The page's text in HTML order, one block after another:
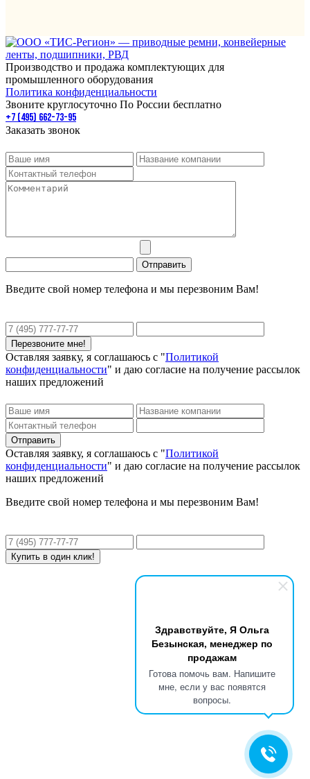
Здравствуйте, Я Ольга
Безынская, менеджер по
продажам
Готова помочь вам. Напишите
мне, если у вас появятся
вопросы.
Производство и продажа комплектующих для
промышленного оборудования
Политика конфиденциальности
Звоните круглосуточно По России бесплатно
+7 (495) 662-73-95
Заказать звонок
Введите свой номер телефона и мы перезвоним Вам!
Оставляя заявку, я соглашаюсь с "Политикой
конфиденциальности" и даю согласие на получение рассылок
наших предложений
Оставляя заявку, я соглашаюсь с "Политикой
конфиденциальности" и даю согласие на получение рассылок
наших предложений
Введите свой номер телефона и мы перезвоним Вам!